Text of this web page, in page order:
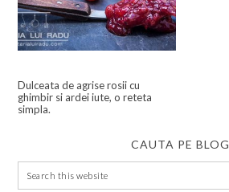
Dulceata de agrise rosii cu
ghimbir si ardei iute, o reteta
simpla.
CAUTA PE BLOG